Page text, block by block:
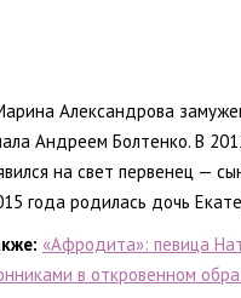
Александрова
Андреем Болтенко. В
на свет первенец —
года родилась дочь
«Афродита»: певица
в откровенном